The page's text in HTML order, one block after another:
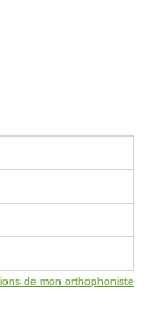
de mon orthophoniste